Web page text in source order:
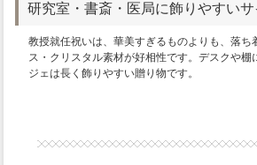
研究室・書斎・医局に飾りやすい
教授就任祝いは、華美すぎるものよりも、落ち
ス・クリスタル素材が好相性です。デスクや棚
ジェは長く飾りやすい贈り物です。